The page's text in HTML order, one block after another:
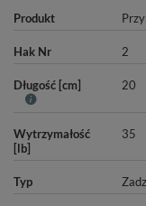
Produkt
Hak Nr 2
Długość [cm] 20
Wytrzymałość
[lb]
35
Typ